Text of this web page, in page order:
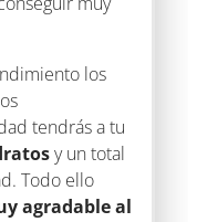
los
tendrás a tu
y un total
Todo ello
agradable al